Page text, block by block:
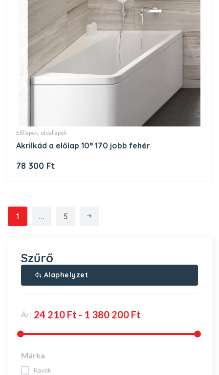
előlapok, oldallapok
akrilkád a előlap 10° 170 jobb fehér
78 300 Ft
1 ... 5
Szűrő
Alaphelyzet
Ár:
Márka
ravak